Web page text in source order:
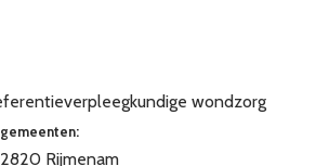
wondzorg
2820 Rijmenam